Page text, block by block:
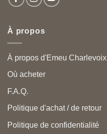
À propos
À propos d'Emeu Charlevoix
Où acheter
F.A.Q.
Politique d'achat / de retour
Politique de confidentialité